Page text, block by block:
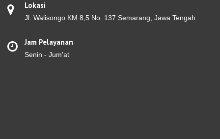
Lokasi
Jl. Walisongo KM 8,5 No. 137 Semarang, Jawa Tengah
Jam Pelayanan
Senin - Jum'at